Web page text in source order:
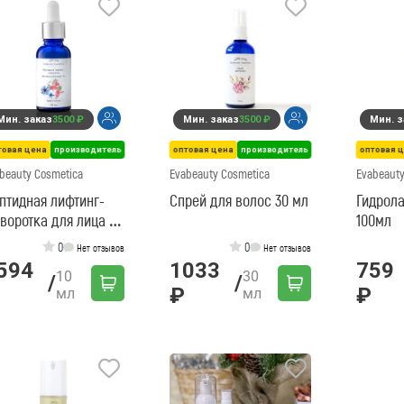
заказ3500 ₽
цена производитель
Cosmetica
лифтинг-
для лица и
вокруг глаз -
0 Нет отзывов
/10
мл
Мин. заказ3500 ₽
оптовая цена производитель
Evabeauty Cosmetica
Спрей для волос 30 мл
0 Нет отзывов
1033
₽
/30
мл
Мин.
оптовая
100мл
759
₽